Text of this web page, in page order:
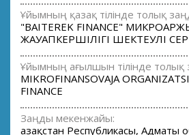
Ұйымның қазақ тілінде толық
"BAITEREK FINANCE"
ЖАУАПКЕРШІЛІГІ ШЕКТЕУЛІ
Ұйымның ағылшын тілінде толық
MIKROFINANSOVAJA
FINANCE
Заңды мекенжайы:
Қазақстан Республикасы, Адматы